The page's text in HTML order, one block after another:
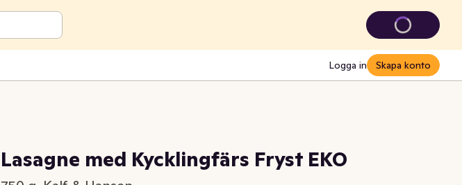
Logga in Skapa konto
Lasagne med Kycklingfärs Fryst EKO